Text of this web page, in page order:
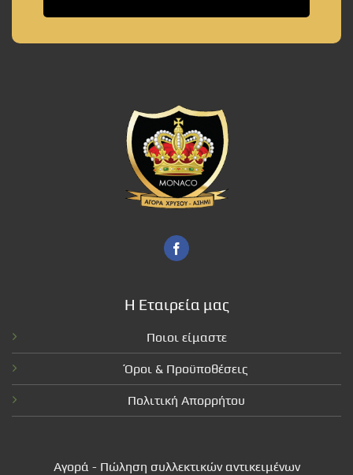
Η Εταιρεία μας
Ποιοι είμαστε
Όροι & Προϋποθέσεις
Πολιτική Απορρήτου
Αγορά - Πώληση συλλεκτικών αντικειμένων